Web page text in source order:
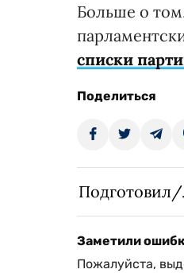
Больше о
списки
Поделиться
Заметили
Пожалуйста,